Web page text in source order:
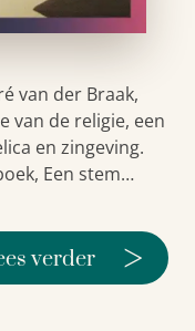
van der Braak,
van de religie, een
en zingeving.
Een stem…
verder >